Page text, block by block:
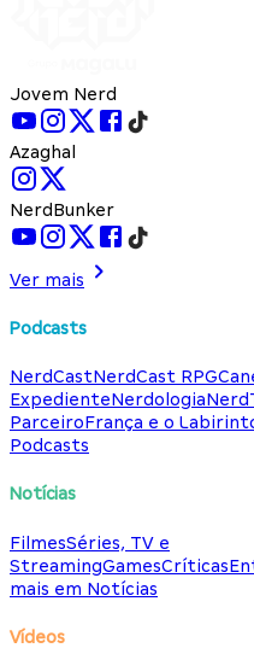
Jovem Nerd
Azaghal
NerdBunker
Ver mais
Podcasts
NerdCastNerdCast RPG
ExpedienteNerdologia
ParceiroFrança e o
Podcasts
Notícias
FilmesSéries, TV e
StreamingGamesCríticas
mais em Notícias
Vídeos